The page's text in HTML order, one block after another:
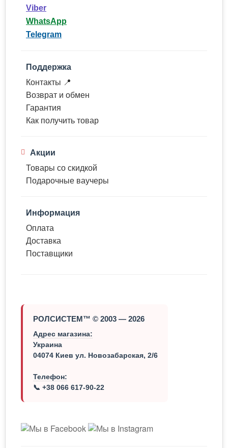
Viber
WhatsApp
Telegram
Поддержка
Контакты 📍
Возврат и обмен
Гарантия
Как получить товар
Акции
Товары со скидкой
Подарочные ваучеры
Информация
Оплата
Доставка
Поставщики
РОЛСИСТЕМ™ © 2003 — 2026
Адрес магазина:
Украина
04074 Киев ул. Новозабарская, 2/6
Телефон:
📞 +38 066 617-90-22